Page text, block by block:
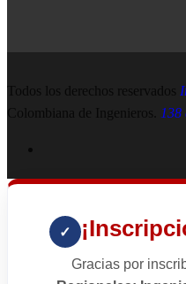
Todos los derechos reservados
Colombiana de Ingenieros.
138
✓
Gracias por